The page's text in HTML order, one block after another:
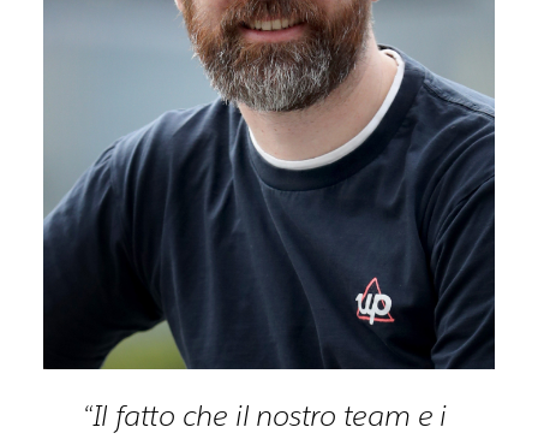
“Il fatto che il nostro team e i